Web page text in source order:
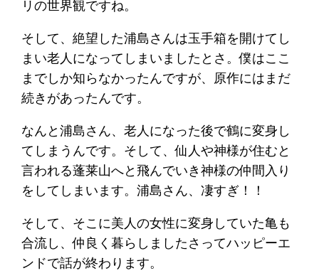
リの世界観ですね。
そして、絶望した浦島さんは玉手箱を開けてし
まい老人になってしまいましたとさ。僕はここ
までしか知らなかったんですが、原作にはまだ
続きがあったんです。
なんと浦島さん、老人になった後で鶴に変身し
てしまうんです。そして、仙人や神様が住むと
言われる蓬莱山へと飛んでいき神様の仲間入り
をしてしまいます。浦島さん、凄すぎ！！
そして、そこに美人の女性に変身していた亀も
合流し、仲良く暮らしましたさってハッピーエ
ンドで話が終わります。